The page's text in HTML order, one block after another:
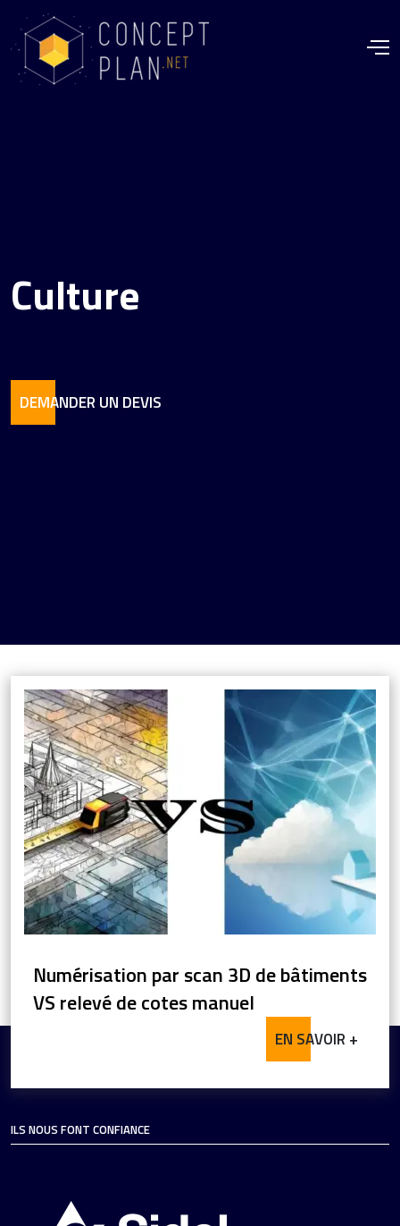
Culture
DEMANDER UN DEVIS
Numérisation par scan 3D de bâtiments
VS relevé de cotes manuel
EN SAVOIR +
ILS NOUS FONT CONFIANCE